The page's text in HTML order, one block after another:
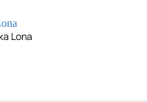
Lona